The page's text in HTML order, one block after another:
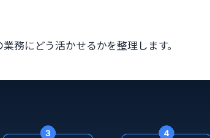
務にどう活かせるかを整理します。